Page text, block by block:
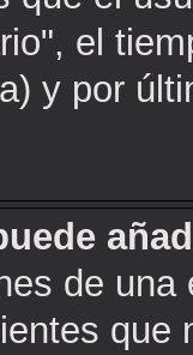
el
y por
de
que